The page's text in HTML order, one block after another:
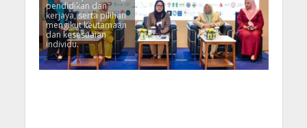
pendidikan dan
kerjaya, serta pilihan
mengikut keutamaan
dan kesesuaian
individu.